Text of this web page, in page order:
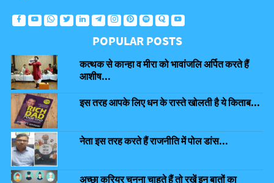
POPULAR POSTS
कत्थक से कान्हा व मीरा को भावांजलि अर्पित करते हैं
आशीष...
इस तरह आपके लिए धन के रास्ते खोलती है ये किताब...
नेता इस तरह करते हैं राजनीति में पोल डांस...
अच्छा करियर चुनना चाहते हैं तो रखें इन बातों का